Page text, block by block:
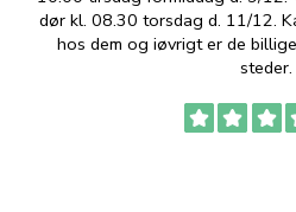
dør kl. 08.30 torsdag d. 11/12.
hos dem og iøvrigt er de
steder.